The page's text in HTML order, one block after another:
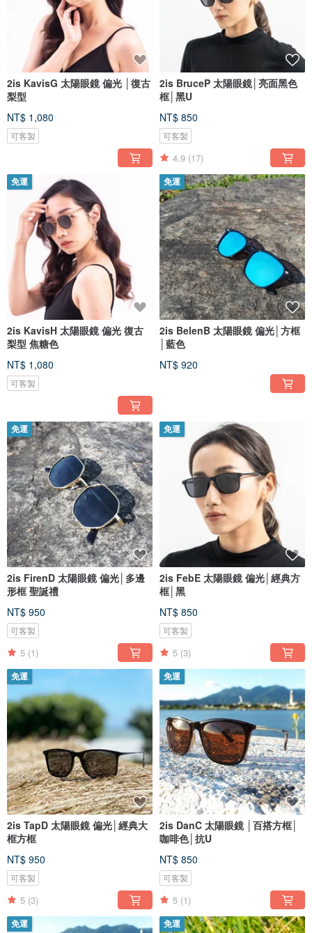
2is KavisG 太陽眼鏡 偏光 │復古
梨型
NT$ 1,080
可客製
2is BruceP 太陽眼鏡│亮面黑色
框│黑U
NT$ 850
可客製
4.9 (17)
免運
2is KavisH 太陽眼鏡 偏光 復古
梨型 焦糖色
NT$ 1,080
可客製
免運
2is BelenB 太陽眼鏡 偏光│方框
│藍色
NT$ 920
免運
2is FirenD 太陽眼鏡 偏光│多邊
形框 聖誕禮
NT$ 950
可客製
5 (1)
免運
2is FebE 太陽眼鏡 偏光│經典方
框│黑
NT$ 850
可客製
5 (3)
免運
2is TapD 太陽眼鏡 偏光│經典大
框方框
NT$ 950
可客製
5 (3)
免運
2is DanC 太陽眼鏡 │百搭方框│
咖啡色│抗U
NT$ 850
可客製
5 (1)
免運 免運